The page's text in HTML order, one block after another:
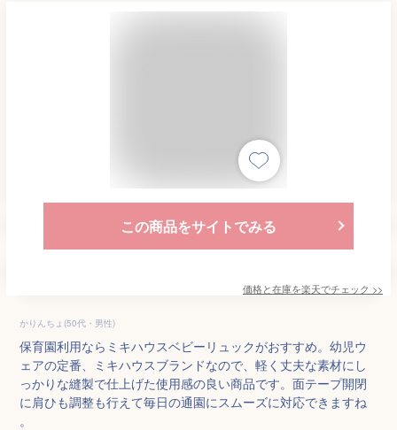
この商品をサイトでみる
価格と在庫を楽天でチェック >>
かりんちょ(50代・男性)
保育園利用ならミキハウスベビーリュックがおすすめ。幼児ウ
ェアの定番、ミキハウスブランドなので、軽く丈夫な素材にし
っかりな縫製で仕上げた使用感の良い商品です。面テープ開閉
に肩ひも調整も行えて毎日の通園にスムーズに対応できますね
。